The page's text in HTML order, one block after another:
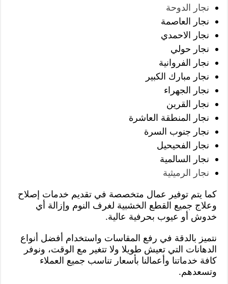
نجار الدوحة
نجار العاصمة
نجار الاحمدي
نجار حولي
نجار الفروانية
نجار مبارك الكبير
نجار الجهراء
نجار القرين
نجار المنطقة العاشرة
نجار جنوب السرة
نجار الفحيحيل
نجار السالمية
نجار الرميثية
كما يتم توفير عمال متخصصة في تقديم خدمات إصلاح
وعلاج جميع القطع الخشبية لغرف النوم وإزالة أي
خدوش أو عيوب بحرفية عالية.
نتميز بالدقة في رفع المقاسات واستخدام أفضل أنواع
الدهانات التي تعيش طويلا ولا تتغير مع الوقت، ونوفر
كافة خدماتنا وأعمالنا بأسعار تناسب جميع العملاء
وتسعدهم.